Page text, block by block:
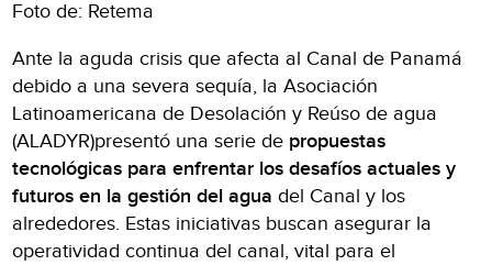
Foto de: Retema
Ante la aguda crisis que afecta al Canal de Panamá
debido a una severa sequía, la Asociación
Latinoamericana de Desolación y Reúso de agua
(ALADYR)presentó una serie de propuestas
tecnológicas para enfrentar los desafíos actuales y
futuros en la gestión del agua del Canal y los
alrededores. Estas iniciativas buscan asegurar la
operatividad continua del canal, vital para el